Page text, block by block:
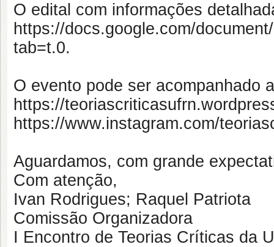
O edital com informações
https://docs.google.com/
tab=t.0.
O evento pode ser acompanhado
https://
https://www.instagram.com/
Aguardamos, com grande
Com atenção,
Ivan Rodrigues; Raquel Patriota
Comissão Organizadora
I Encontro de Teorias Críticas da